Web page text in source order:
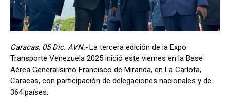
Caracas, 05 Dic. AVN.- La tercera edición de la Expo
Transporte Venezuela 2025 inició este viernes en la Base
Aérea Generalísimo Francisco de Miranda, en La Carlota,
Caracas, con participación de delegaciones nacionales y de
364 países.